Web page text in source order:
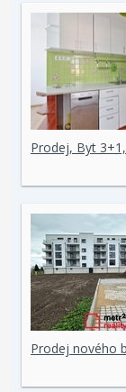
Prodej, Byt
Prodej nového